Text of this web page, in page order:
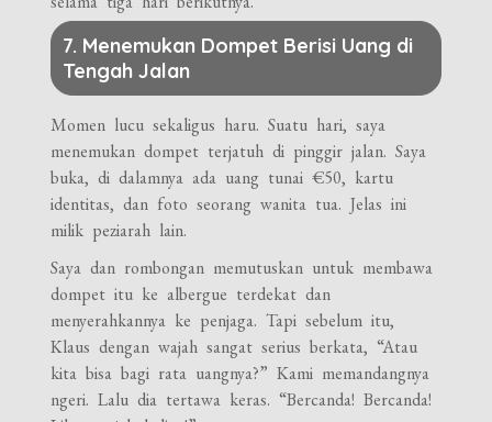
7. Menemukan Dompet Berisi Uang di
Tengah Jalan
Momen lucu sekaligus haru. Suatu hari, saya
menemukan dompet terjatuh di pinggir jalan. Saya
buka, di dalamnya ada uang tunai €50, kartu
identitas, dan foto seorang wanita tua. Jelas ini
milik peziarah lain.
Saya dan rombongan memutuskan untuk membawa
dompet itu ke albergue terdekat dan
menyerahkannya ke penjaga. Tapi sebelum itu,
Klaus dengan wajah sangat serius berkata, “Atau
kita bisa bagi rata uangnya?” Kami memandangnya
ngeri. Lalu dia tertawa keras. “Bercanda! Bercanda!